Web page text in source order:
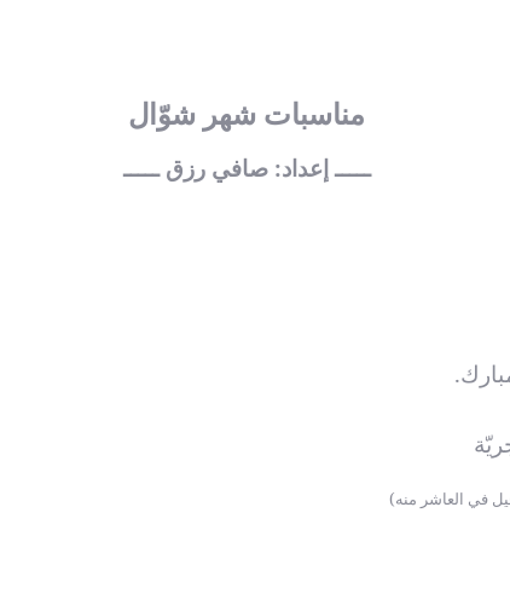
مناسبات شهر شوّال
ـــــ إعداد: صافي رزق ـــــ
في العاشر منه)